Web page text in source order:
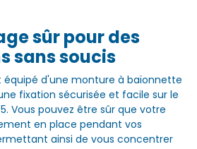
sûr pour des
sans soucis
équipé d'une monture à baïonnette
fixation sécurisée et facile sur le
5. Vous pouvez être sûr que votre
en place pendant vos
ainsi de vous concentrer